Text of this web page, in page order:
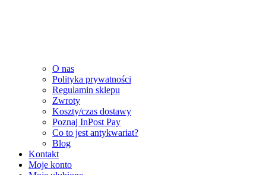
O nas
Polityka prywatności
Regulamin sklepu
Zwroty
Koszty/czas dostawy
Poznaj InPost Pay
Co to jest antykwariat?
Blog
Kontakt
Moje konto